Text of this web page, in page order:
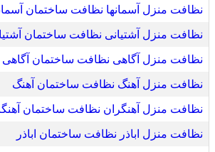
نظافت منزل آسمانها نظافت ساختمان
نظافت منزل آشتیانی نظافت ساختمان
نظافت منزل آگاهی نظافت ساختمان آگاهی
نظافت منزل آهنگ نظافت ساختمان آهنگ
نظافت منزل آهنگران نظافت ساختمان
نظافت منزل اباذر نظافت ساختمان اباذر